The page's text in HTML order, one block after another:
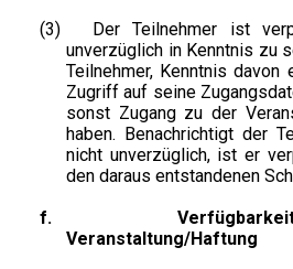
(3)
Der Teilnehmer ist
unverzüglich in Kenntnis zu
Teilnehmer, Kenntnis davon
Zugriff auf seine
sonst Zugang zu der
haben. Benachrichtigt der
nicht unverzüglich, ist er
den daraus entstandenen
f.
Veranstaltung/Haftung